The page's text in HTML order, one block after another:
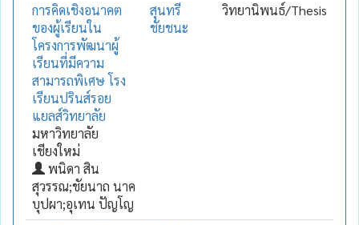
การคิดเชิงอนาคต
ของผู้เรียนใน
โครงการพัฒนาผู้
เรียนที่มีความ
สามารถพิเศษ โรง
เรียนปรินส์รอย
แยลส์วิทยาลัย
มหาวิทยาลัย
เชียงใหม่
พนิดา สิน
สุวรรณ;ชัยนาถ นาค
บุปผา;อุเทน ปัญโญ
สุนทรี
ชัยชนะ
วิทยานิพนธ์/Thesis